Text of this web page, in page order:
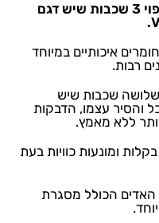
סיר יציקת אלומיניום איכותי בציפוי 3 שכבות שיש דגם
איכותיים במיוחד
רבות.
של שלושה שכבות שיש
והסיר עצמו, הדבקות
ללא מאמץ.
ומונעות כוויות בעת
האדים הכולל מסגרת